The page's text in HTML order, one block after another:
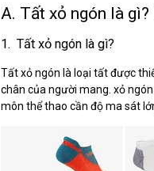
A. Tất xỏ ngón là
1. Tất xỏ ngón là gì?
Tất xỏ ngón là loại tất được
chân của người mang. xỏ
môn thể thao cần độ ma sát